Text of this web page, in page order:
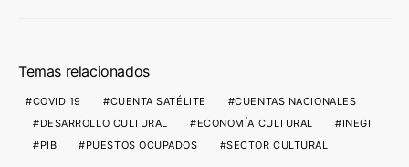
Temas relacionados
COVID 19 CUENTA SATÉLITE
CUENTAS NACIONALES
DESARROLLO CULTURAL
ECONOMÍA CULTURAL
INEGI
PIB
PUESTOS OCUPADOS SECTOR CULTURAL